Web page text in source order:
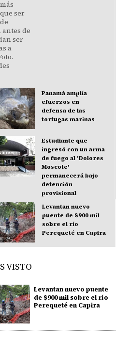
Panamá amplía
efuerzos en
defensa de las
tortugas marinas
Estudiante que
ingresó con un arma
de fuego al 'Dolores
Moscote'
permanecerá bajo
detención
provisional
Levantan nuevo
puente de $900 mil
sobre el río
Perequeté en Capira
VISTO
Levantan nuevo puente
de $900 mil sobre el río
Perequeté en Capira